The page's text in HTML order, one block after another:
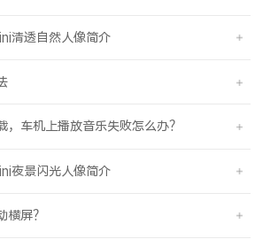
清透自然人像简介
车机上播放音乐失败怎么办？
夜景闪光人像简介
横屏？